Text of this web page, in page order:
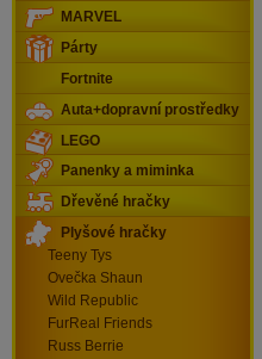
MARVEL
Párty
Fortnite
Auta+dopravní prostředky
LEGO
Panenky a miminka
Dřevěné hračky
Plyšové hračky
Teeny Tys
Ovečka Shaun
Wild Republic
FurReal Friends
Russ Berrie